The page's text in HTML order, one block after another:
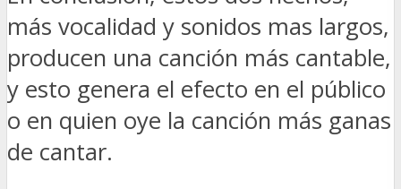
más vocalidad y sonidos mas largos,
producen una canción más cantable,
y esto genera el efecto en el público
o en quien oye la canción más ganas
de cantar.